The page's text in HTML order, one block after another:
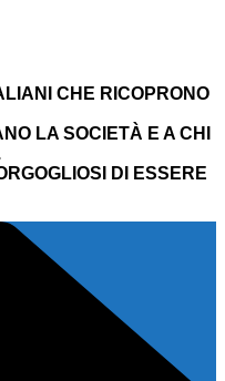
CHE RICOPRONO
LA SOCIETÀ E A CHI
DI ESSERE